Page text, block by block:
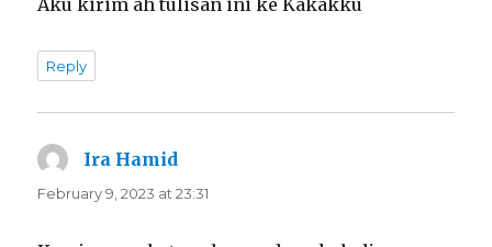
Reply
Ira Hamid
February 9, 2023 at 23:31